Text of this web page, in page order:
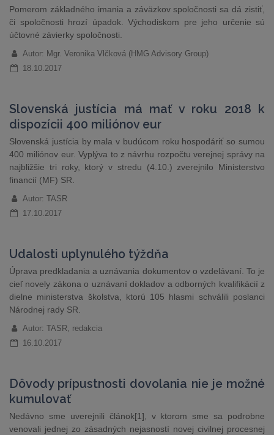
Pomerom základného imania a záväzkov spoločnosti sa dá zistiť,
či spoločnosti hrozí úpadok. Východiskom pre jeho určenie sú
účtovné závierky spoločnosti.
Autor: Mgr. Veronika Vlčková (HMG Advisory Group)
18.10.2017
Slovenská justícia má mať v roku 2018 k
dispozícii 400 miliónov eur
Slovenská justícia by mala v budúcom roku hospodáriť so sumou
400 miliónov eur. Vyplýva to z návrhu rozpočtu verejnej správy na
najbližšie tri roky, ktorý v stredu (4.10.) zverejnilo Ministerstvo
financií (MF) SR.
Autor: TASR
17.10.2017
Udalosti uplynulého týždňa
Úprava predkladania a uznávania dokumentov o vzdelávaní. To je
cieľ novely zákona o uznávaní dokladov a odborných kvalifikácií z
dielne ministerstva školstva, ktorú 105 hlasmi schválili poslanci
Národnej rady SR.
Autor: TASR, redakcia
16.10.2017
Dôvody prípustnosti dovolania nie je možné
kumulovať
Nedávno sme uverejnili článok[1], v ktorom sme sa podrobne
venovali jednej zo zásadných nejasností novej civilnej procesnej